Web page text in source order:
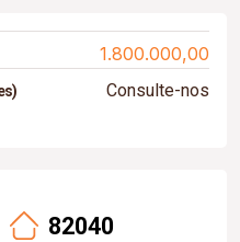
1.800.000,00
Consulte-nos
82040